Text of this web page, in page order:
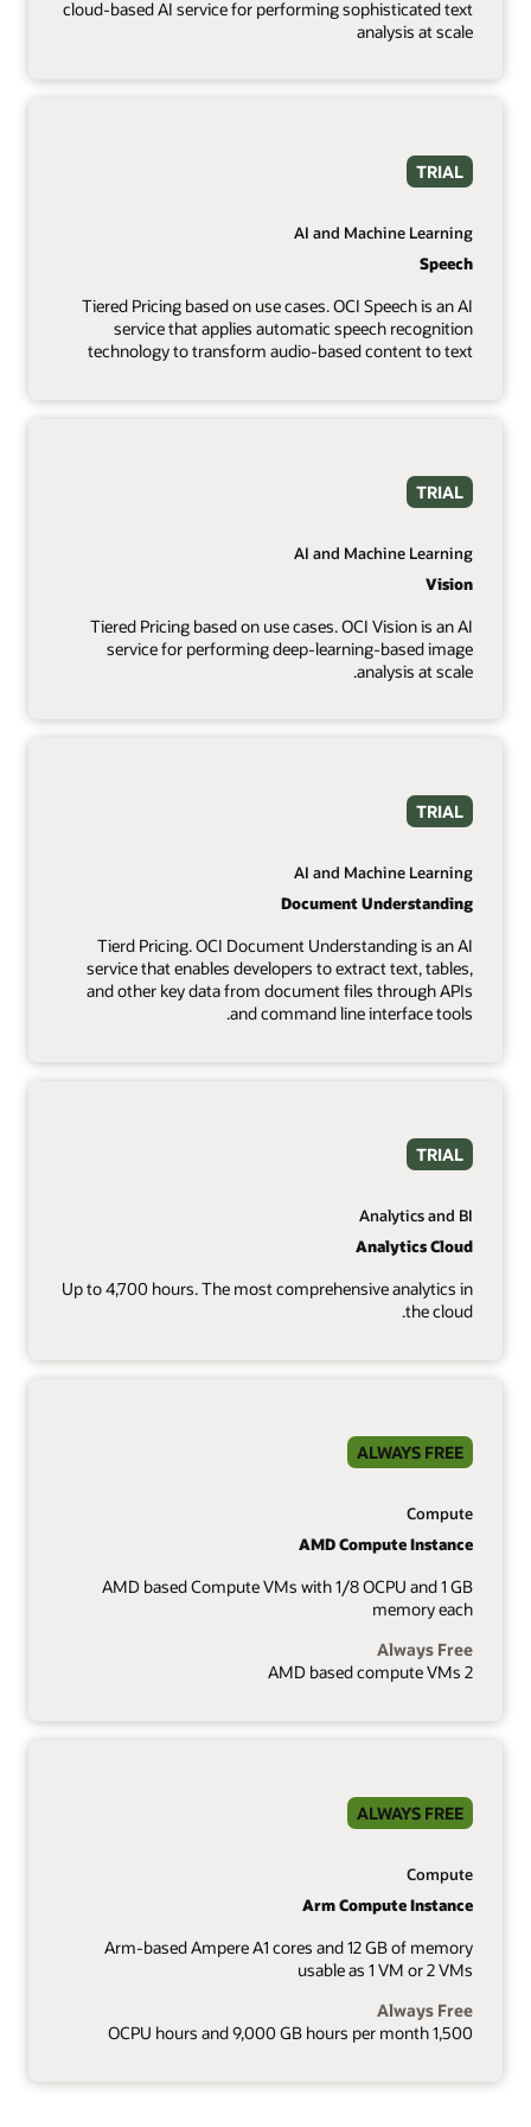
cloud-based AI service for performing sophisticated text
analysis at scale
TRIAL
AI and Machine Learning
Speech
Tiered Pricing based on use cases. OCI Speech is an AI
service that applies automatic speech recognition
technology to transform audio-based content to text
TRIAL
AI and Machine Learning
Vision
Tiered Pricing based on use cases. OCI Vision is an AI
service for performing deep-learning-based image
analysis at scale.
TRIAL
AI and Machine Learning
Document Understanding
Tierd Pricing. OCI Document Understanding is an AI
service that enables developers to extract text, tables,
and other key data from document files through APIs
and command line interface tools.
TRIAL
Analytics and BI
Analytics Cloud
Up to 4,700 hours. The most comprehensive analytics in
the cloud.
ALWAYS FREE
Compute
AMD Compute Instance
AMD based Compute VMs with 1/8 OCPU and 1 GB
memory each
Always Free
2 AMD based compute VMs
ALWAYS FREE
Compute
Arm Compute Instance
Arm-based Ampere A1 cores and 12 GB of memory
usable as 1 VM or 2 VMs
Always Free
1,500 OCPU hours and 9,000 GB hours per month